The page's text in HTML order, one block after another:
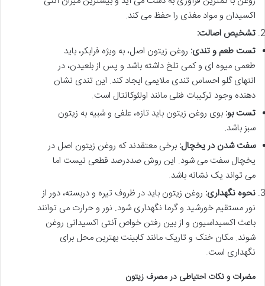
اکسیدان و مواد مغذی را حفظ می کند.
تشخیص اصالت:
تست طعم و تندی: روغن زیتون اصل، به ویژه فرابکر، باید
طعمی میوه ای و کمی تلخ داشته باشد و پس از بلعیدن، در
انتهای گلو احساس تندی ملایمی ایجاد کند. این تندی نشان
دهنده وجود ترکیبات فنلی مانند اولئوکانتال است.
تست بو: بوی روغن زیتون باید تازه، علفی و شبیه به زیتون
سبز باشد.
سفت شدن در یخچال: برخی معتقدند که روغن زیتون اصل در
یخچال سفت می شود. این روش صددرصد قطعی نیست اما
می تواند یک نشانه باشد.
نحوه نگهداری: روغن زیتون باید در ظروف تیره و دربسته، دور از
نور مستقیم خورشید و گرما نگهداری شود. نور و حرارت می توانند
باعث اکسیداسیون و از بین رفتن خواص آنتی اکسیدانی روغن
شوند. مکان خنک و تاریک مانند کابینت بهترین محل برای
نگهداری است.
مضرات و نکات احتیاطی در مصرف زیتون